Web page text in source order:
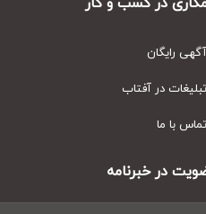
رایگان
در آفتاب
با ما
در خبرنامه